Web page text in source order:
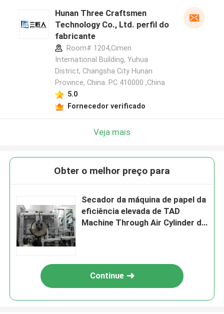
Hunan Three Craftsmen
Technology Co., Ltd. perfil do
fabricante
Room# 1204,Cimen
International Building, Yuhua
District, Changsha City Hunan
Province, China. PC 410000 ,China
5.0
Fornecedor verificado
Veja mais
Obter o melhor preço para
Secador da máquina de papel da
eficiência elevada de TAD
Machine Through Air Cylinder da
Continue